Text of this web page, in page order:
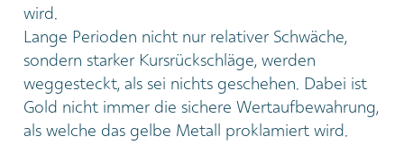
wird.
Lange Perioden nicht nur relativer Schwäche,
sondern starker Kursrückschläge, werden
weggesteckt, als sei nichts geschehen. Dabei ist
Gold nicht immer die sichere Wertaufbewahrung,
als welche das gelbe Metall proklamiert wird.